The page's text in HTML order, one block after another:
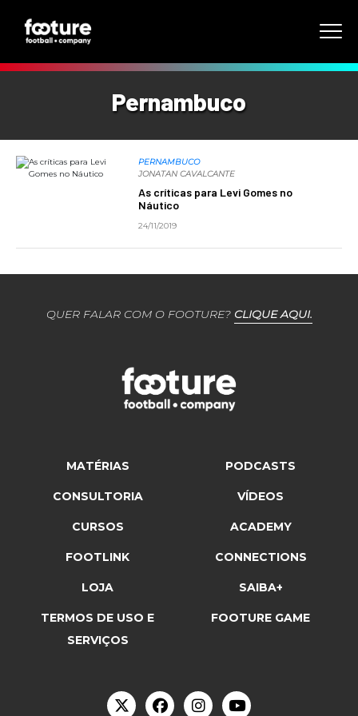
Pernambuco
PERNAMBUCO
JONATAN CAVALCANTE
As críticas para Levi Gomes no
Náutico
24/11/2019
QUER FALAR COM O FOOTURE? CLIQUE AQUI.
MATÉRIAS PODCASTS
CONSULTORIA VÍDEOS
CURSOS ACADEMY
FOOTLINK CONNECTIONS
LOJA SAIBA+
TERMOS DE USO E
SERVIÇOS
FOOTURE GAME